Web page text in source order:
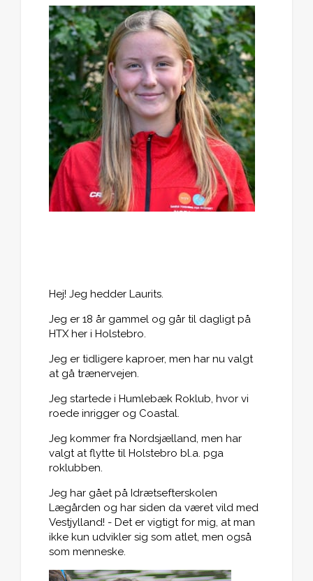
Hej! Jeg hedder Laurits.
Jeg er 18 år gammel og går til dagligt på
HTX her i Holstebro.
Jeg er tidligere kaproer, men har nu valgt
at gå trænervejen.
Jeg startede i Humlebæk Roklub, hvor vi
roede inrigger og Coastal.
Jeg kommer fra Nordsjælland, men har
valgt at flytte til Holstebro bl.a. pga
roklubben.
Jeg har gået på Idrætsefterskolen
Lægården og har siden da været vild med
Vestjylland! - Det er vigtigt for mig, at man
ikke kun udvikler sig som atlet, men også
som menneske.